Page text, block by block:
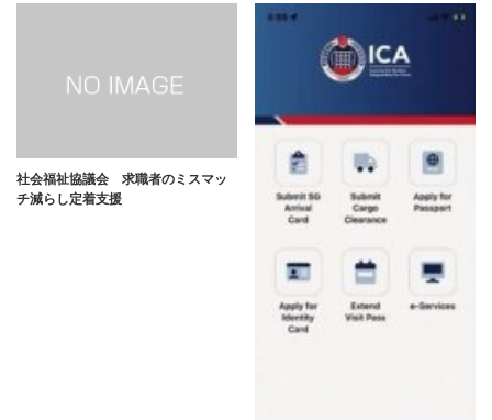
社会福祉協議会 求職者のミスマッ
チ減らし定着支援